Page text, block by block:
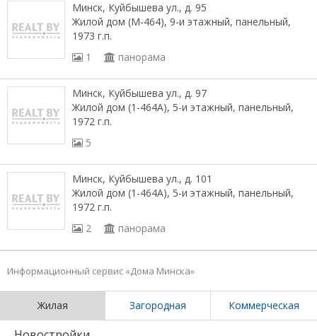
Минск, Куйбышева ул., д. 95
Жилой дом (М-464), 9-и этажный, панельный,
1973 г.п.
1
панорама
Минск, Куйбышева ул., д. 97
Жилой дом (1-464А), 5-и этажный, панельный,
1972 г.п.
5
Минск, Куйбышева ул., д. 101
Жилой дом (1-464А), 5-и этажный, панельный,
1972 г.п.
2
панорама
Информационный сервис «Дома Минска»
Жилая Загородная Коммерческая